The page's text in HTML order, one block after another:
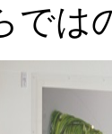
では